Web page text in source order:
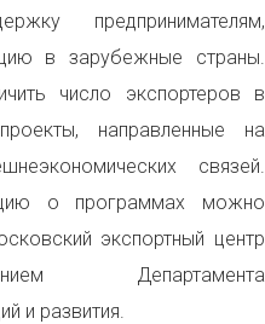
предпринимателям,
в зарубежные страны.
число экспортеров в
направленные на
связей.
о программах можно
экспортный центр
Департамента
и развития.